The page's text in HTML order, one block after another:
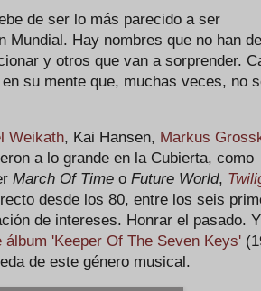
de ser lo más parecido a ser
Mundial. Hay nombres que no han de
y otros que van a sorprender.
su mente que, muchas veces, no
Weikath, Kai Hansen, Markus
a lo grande en la Cubierta, como
March Of Time o Future World,
desde los 80, entre los seis
de intereses. Honrar el pasado.
álbum 'Keeper Of The Seven Keys'
de este género musical.